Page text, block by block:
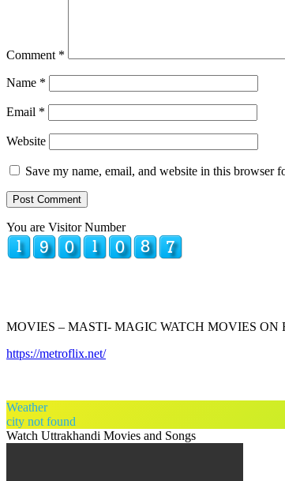
Comment *
Name *
Email *
Website
Save my name, email, and website in this browser
You are Visitor Number
MOVIES – MASTI- MAGIC WATCH MOVIES ON
https://metroflix.net/
Weather
city not found
Watch Uttrakhandi Movies and Songs